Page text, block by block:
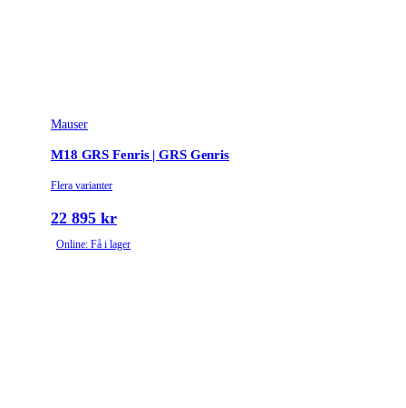
Mauser
M18 GRS Fenris | GRS Genris
Flera varianter
22 895 kr
Online: Få i lager